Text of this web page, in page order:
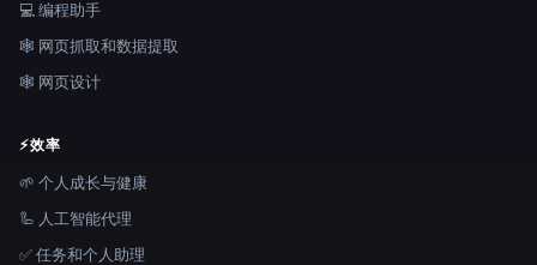
💻 编程助手
🕸️ 网页抓取和数据提取
🕸 网页设计
⚡效率
🌱 个人成长与健康
🦾 人工智能代理
✅ 任务和个人助理